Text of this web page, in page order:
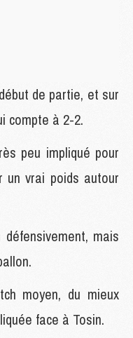
de partie, et sur
compte à 2-2.
peu impliqué pour
un vrai poids autour
mais
moyen, du mieux
face à Tosin.